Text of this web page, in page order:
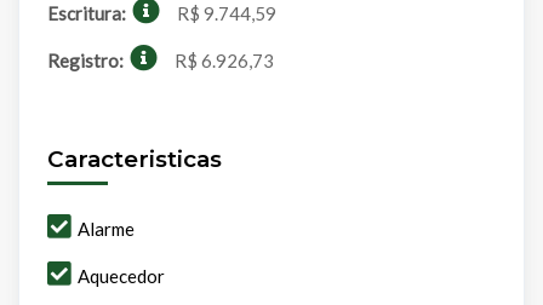
Escritura: R$ 9.744,59
Registro: R$ 6.926,73
Caracteristicas
Alarme
Aquecedor